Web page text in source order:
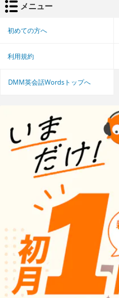
メニュー
初めての方へ
利用規約
DMM英会話Wordsトップへ